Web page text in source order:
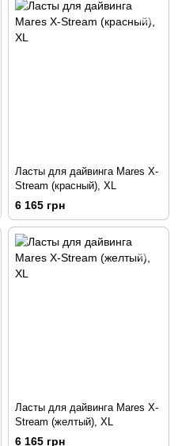
Ласты для дайвинга Mares X-
Stream (красный), XL
6 165 грн
Ласты для дайвинга Mares X-
Stream (желтый), XL
6 165 грн